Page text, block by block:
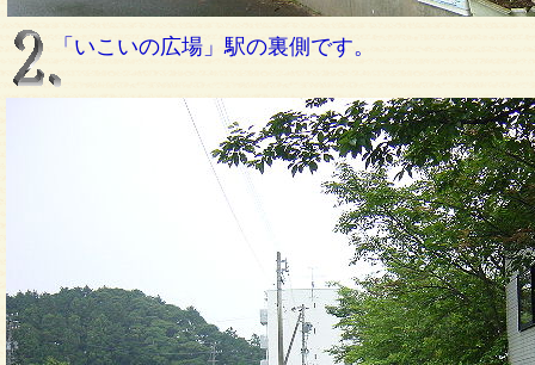
「いこいの広場」駅の裏側です。